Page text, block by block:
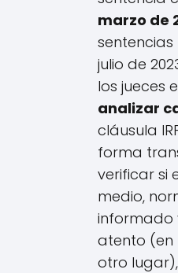
marzo de
julio de
los jueces
analizar
cláusula
forma
verificar si
medio,
informado
atento (en
otro